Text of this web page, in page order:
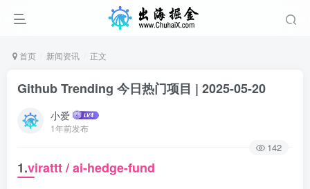
首页 新闻资讯 正文
Github Trending 今日热门项目 | 2025-05-20
小爱
1年前发布
142
1.virattt / ai-hedge-fund